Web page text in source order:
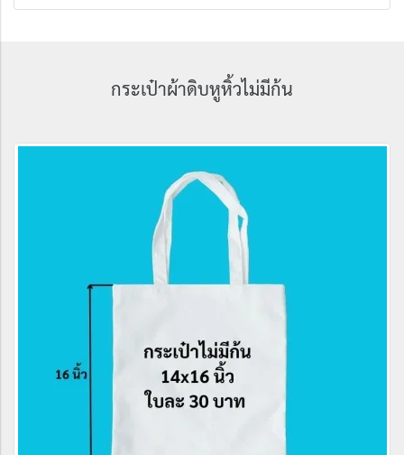
กระเป๋าผ้าดิบหูหิ้วไม่มีก้น